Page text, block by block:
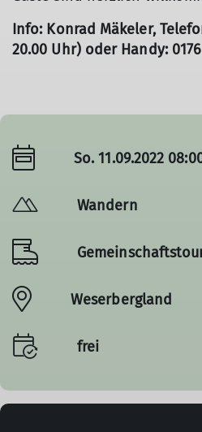
Info: Konrad Mäkeler,
20.00 Uhr) oder Handy:
So. 11.09.2022
Wandern
Weserbergland
frei